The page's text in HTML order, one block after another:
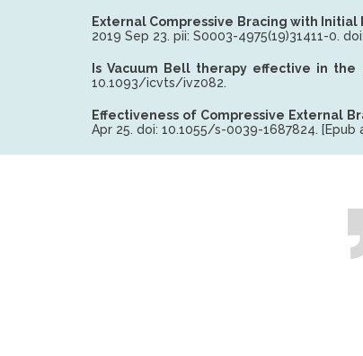
External Compressive Bracing with
2019 Sep 23. pii: S0003-4975(19)31411-0.
Is Vacuum Bell therapy effective in
10.1093/icvts/ivz082.
Effectiveness of Compressive External
Apr 25. doi: 10.1055/s-0039-1687824. [Epub